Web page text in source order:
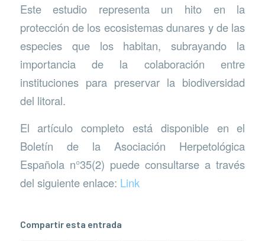
Este estudio representa un hito en la
protección de los ecosistemas dunares y de las
especies que los habitan, subrayando la
importancia de la colaboración entre
instituciones para preservar la biodiversidad
del litoral.
El artículo completo está disponible en el
Boletín de la Asociación Herpetológica
Española n°35(2) puede consultarse a través
del siguiente enlace: Link
Compartir esta entrada